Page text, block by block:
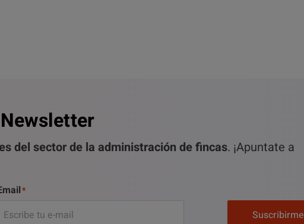
del sector de la administración de fincas. ¡Apuntate a
Suscribirme